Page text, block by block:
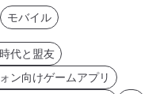
モバイル
代と盟友
ン向けゲームアプリ